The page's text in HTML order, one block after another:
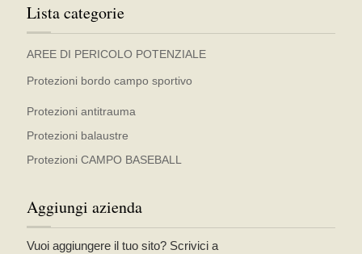
Lista categorie
AREE DI PERICOLO POTENZIALE
Protezioni bordo campo sportivo
Protezioni antitrauma
Protezioni balaustre
Protezioni CAMPO BASEBALL
Aggiungi azienda
Vuoi aggiungere il tuo sito? Scrivici a